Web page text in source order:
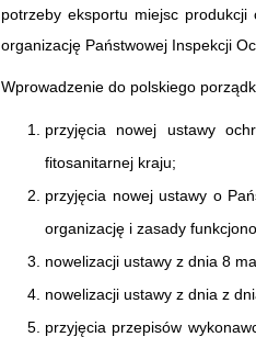
potrzeby eksportu miejsc
organizację Państwowej Inspekcji
Wprowadzenie do polskiego
przyjęcia nowej ustawy
fitosanitarnej kraju;
przyjęcia nowej ustawy o
organizację i zasady
nowelizacji ustawy z dnia 8
nowelizacji ustawy z dnia z
przyjęcia przepisów